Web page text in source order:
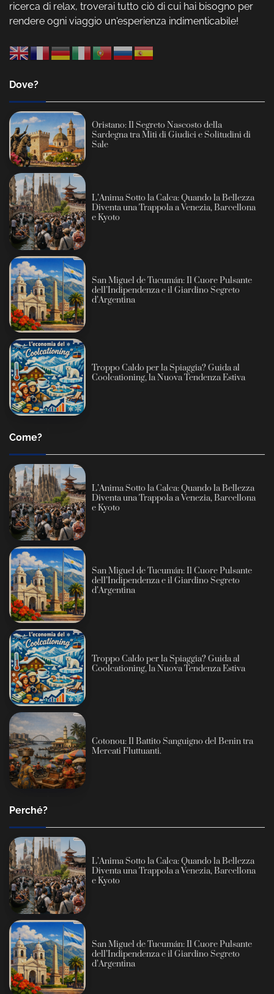
ricerca di relax, troverai tutto ciò di cui hai bisogno per
rendere ogni viaggio un'esperienza indimenticabile!
Dove?
Oristano: Il Segreto Nascosto della
Sardegna tra Miti di Giudici e Solitudini di
Sale
L’Anima Sotto la Calca: Quando la Bellezza
Diventa una Trappola a Venezia, Barcellona
e Kyoto
San Miguel de Tucumán: Il Cuore Pulsante
dell’Indipendenza e il Giardino Segreto
d’Argentina
Troppo Caldo per la Spiaggia? Guida al
Coolcationing, la Nuova Tendenza Estiva
Come?
L’Anima Sotto la Calca: Quando la Bellezza
Diventa una Trappola a Venezia, Barcellona
e Kyoto
San Miguel de Tucumán: Il Cuore Pulsante
dell’Indipendenza e il Giardino Segreto
d’Argentina
Troppo Caldo per la Spiaggia? Guida al
Coolcationing, la Nuova Tendenza Estiva
Cotonou: Il Battito Sanguigno del Benin tra
Mercati Fluttuanti.
Perché?
L’Anima Sotto la Calca: Quando la Bellezza
Diventa una Trappola a Venezia, Barcellona
e Kyoto
San Miguel de Tucumán: Il Cuore Pulsante
dell’Indipendenza e il Giardino Segreto
d’Argentina